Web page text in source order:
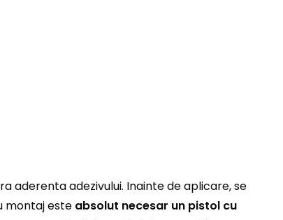
aderenta adezivului. Inainte de aplicare, se
montaj este absolut necesar un pistol cu